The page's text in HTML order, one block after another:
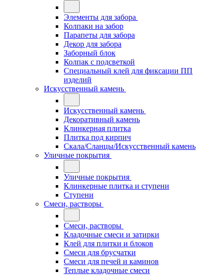
Элементы для забора
Колпаки на забор
Парапеты для забора
Декор для забора
Заборный блок
Колпак с подсветкой
Специальный клей для фиксации ПП
изделий
Искусственный камень
Искусственный камень
Декоративный камень
Клинкерная плитка
Плитка под кирпич
Скала/Сланцы/Искусственный камень
Уличные покрытия
Уличные покрытия
Клинкерные плитка и ступени
Ступени
Смеси, растворы
Смеси, растворы
Кладочные смеси и затирки
Клей для плитки и блоков
Смеси для брусчатки
Смеси для печей и каминов
Теплые кладочные смеси